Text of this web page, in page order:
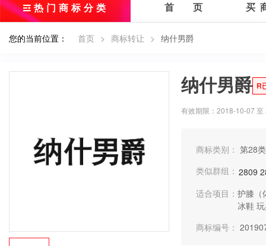
热门商标分类 首 页 买
您的当前位置： 首页 > 商标转让 > 纳什男爵
纳什男爵 R
有效期限：2018-10-07
商标类别： 第28
类似群组： 2809
适合项目： 护膝（
冰鞋
商标编号：